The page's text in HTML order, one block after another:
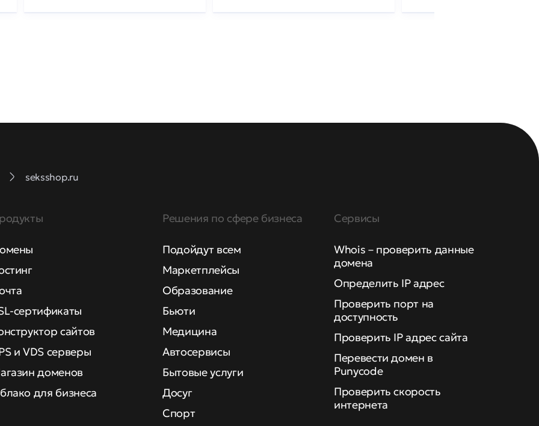
seksshop.ru
сертификаты
сайтов
и VDS серверы
доменов
для бизнеса
Решения по сфере бизнеса
Подойдут всем
Маркетплейсы
Образование
Бьюти
Медицина
Автосервисы
Бытовые услуги
Досуг
Спорт
Сервисы
Whois – проверить данные
домена
Определить IP адрес
Проверить порт на
доступность
Проверить IP адрес сайта
Перевести домен в
Punycode
Проверить скорость
интернета